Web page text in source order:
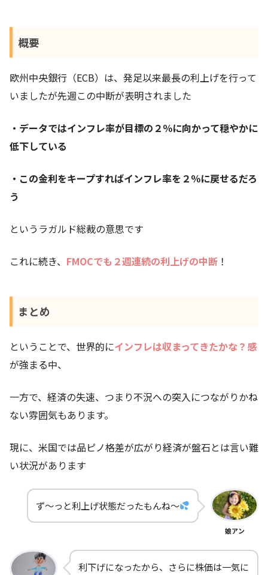
概要
欧州中央銀行（ECB）は、発足以来最長の利上げを行って
いましたが先週この中断が表明されました
・データではインフレ率が目標の２％に向かって穏やかに
低下している
・この金利をキープすればインフレ率を２％に戻せるだろ
う
というラガルド総裁の意思です
これに続き、 FMOCでも２週連続の利上げの中断 ！
まとめ
ということで、世界的にインフレは収まってきたかな？感
が強まる中、
一方で、経済の失速、つまり不況への突入につながりかね
ない雰囲気もあります。
現に、米国では品ピノ格差が広がり経済が盤石とは言い難
い状況があります
ず～っと利上げ状態だったもんね～
娘アン
利下げになったから、さらに株価は一気に